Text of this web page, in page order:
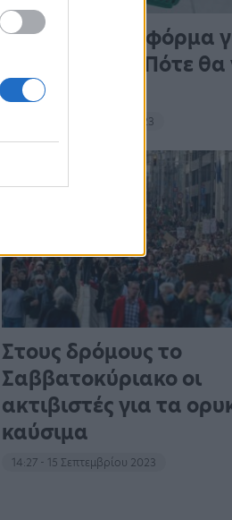
Άνοιξε η πλατφόρμα
Market Pass – Πότε θα
οι πληρωμές
15:13 - 15 Σεπτεμβρίου 2023
Στους δρόμους το
Σαββατοκύριακο οι
ακτιβιστές για τα
καύσιμα
14:27 - 15 Σεπτεμβρίου 2023